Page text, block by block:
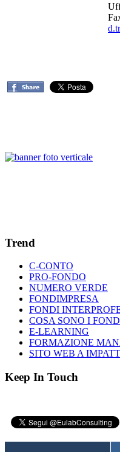
Trend
C-CONTO
PRO-FONDO
NUMERO VERDE
FONDIMPRESA
FONDI
COSA SONO I
E-LEARNING
FORMAZIONE
SITO WEB A
Keep In Touch